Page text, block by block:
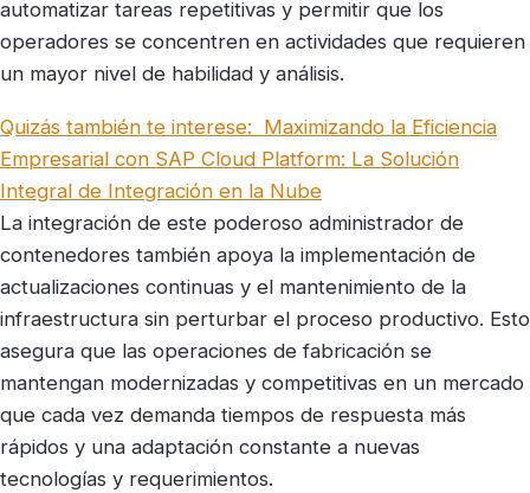
automatizar tareas repetitivas y permitir que los
operadores se concentren en actividades que requieren
un mayor nivel de habilidad y análisis.
Quizás también te interese: Maximizando la Eficiencia
Empresarial con SAP Cloud Platform: La Solución
Integral de Integración en la Nube
La integración de este poderoso administrador de
contenedores también apoya la implementación de
actualizaciones continuas y el mantenimiento de la
infraestructura sin perturbar el proceso productivo. Esto
asegura que las operaciones de fabricación se
mantengan modernizadas y competitivas en un mercado
que cada vez demanda tiempos de respuesta más
rápidos y una adaptación constante a nuevas
tecnologías y requerimientos.